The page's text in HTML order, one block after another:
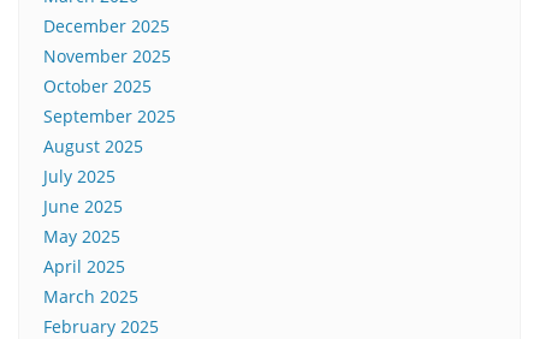
December 2025
November 2025
October 2025
September 2025
August 2025
July 2025
June 2025
May 2025
April 2025
March 2025
February 2025